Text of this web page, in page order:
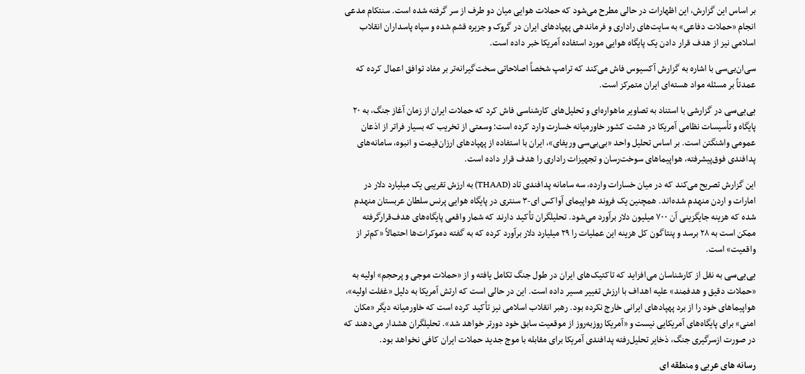
بر اساس این گزارش، این اظهارات در حالی مطرح می‌شود که حملات هوایی میان دو طرف از سر گرفته شده است. سنتکام مدعی
انجام «حملات دفاعی» به سایت‌های راداری و فرماندهی پهپادهای ایران در گروک و جزیره قشم شده و سپاه پاسداران انقلاب
اسلامی نیز از هدف قرار دادن یک پایگاه هوایی مورد استفاده آمریکا خبر داده است.
سی‌ان‌بی‌سی با اشاره به گزارش آکسیوس فاش می‌کند که ترامپ شخصاً اصلاحاتی سخت‌گیرانه‌تر بر مفاد توافق اعمال کرده که
عمدتاً بر مسئله مواد هسته‌ای ایران متمرکز است.
بی‌بی‌سی
در گزارشی با استناد به تصاویر ماهواره‌ای و تحلیل‌های کارشناسی فاش کرد که حملات ایران از زمان آغاز جنگ، به ۲۰
پایگاه و تأسیسات نظامی آمریکا در هشت کشور خاورمیانه خسارت وارد کرده است؛ وسعتی از تخریب که بسیار فراتر از اذعان
عمومی واشنگتن است. بر اساس تحلیل واحد «بی‌بی‌سی وریفای»، ایران با استفاده از پهپادهای ارزان‌قیمت و انبوه، سامانه‌های
پدافندی فوق‌پیشرفته، هواپیماهای سوخت‌رسان و تجهیزات راداری را هدف قرار داده است.
این گزارش تصریح می‌کند که در میان خسارات وارده، سه سامانه پدافندی تاد (THAAD) به ارزش تقریبی یک میلیارد دلار در
امارات و اردن منهدم شده‌اند. همچنین یک فروند هواپیمای آواکس ای-۳ سنتری در پایگاه هوایی پرنس سلطان عربستان منهدم
شده که هزینه جایگزینی آن ۷۰۰ میلیون دلار برآورد می‌شود. تحلیلگران تأکید دارند که شمار واقعی پایگاه‌های هدف‌قرارگرفته
ممکن است به ۲۸ برسد و پنتاگون کل هزینه این عملیات را ۲۹ میلیارد دلار برآورد کرده که به گفته دموکرات‌ها احتمالاً «کم‌تر از
واقعیت» است.
بی‌بی‌سیبه نقل از کارشناسان می‌افزاید که تاکتیک‌های ایران در طول جنگ تکامل یافته و از «حملات موجی و پرحجم» اولیه به
«حملات دقیق و هدفمند» علیه اهداف با ارزش تغییر مسیر داده است. این در حالی است که ارتش آمریکا به دلیل «غفلت اولیه»،
هواپیماهای خود را از برد پهپادهای ایرانی خارج نکرده بود. رهبر انقلاب اسلامی نیز تأکید کرده است که خاورمیانه دیگر «مکان
امنی» برای پایگاه‌های آمریکایی نیست و «آمریکا روزبه‌روز از موقعیت سابق خود دورتر خواهد شد». تحلیلگران هشدار می‌دهند که
در صورت ازسرگیری جنگ، ذخایر تحلیل‌رفته پدافندی آمریکا برای مقابله با موج جدید حملات ایران کافی نخواهد بود.
رسانه های عربی و منطقه ای